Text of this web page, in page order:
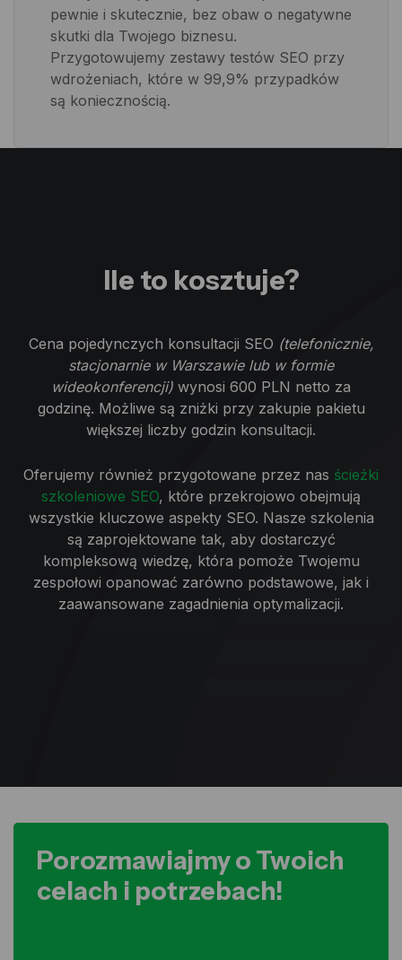
pewnie i skutecznie, bez obaw o negatywne
skutki dla Twojego biznesu.
Przygotowujemy zestawy testów SEO przy
wdrożeniach, które w 99,9% przypadków
są koniecznością.
Ile to kosztuje?
Cena pojedynczych konsultacji SEO (telefonicznie,
stacjonarnie w Warszawie lub w formie
wideokonferencji) wynosi 600 PLN netto za
godzinę. Możliwe są zniżki przy zakupie pakietu
większej liczby godzin konsultacji.
Oferujemy również przygotowane przez nas ścieżki
szkoleniowe SEO, które przekrojowo obejmują
wszystkie kluczowe aspekty SEO. Nasze szkolenia
są zaprojektowane tak, aby dostarczyć
kompleksową wiedzę, która pomoże Twojemu
zespołowi opanować zarówno podstawowe, jak i
zaawansowane zagadnienia optymalizacji.
Porozmawiajmy o Twoich
celach i potrzebach!